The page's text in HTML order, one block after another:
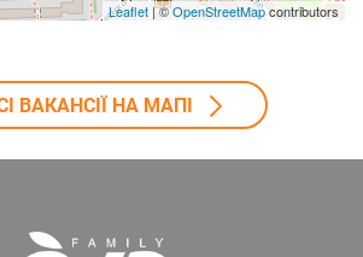
Leaflet | ©OpenStreetMapcontributors
ВАКАНСІЇ НА МАПІ